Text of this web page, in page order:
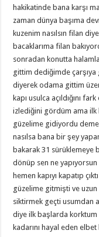
hakikatinde bana karşı
zaman dünya başıma
kuzenim nasılsın filan
bacaklarıma filan
sonradan konutta
gittim dediğimde
diyerek odama gittim
kapı usulca açıldığını
izlediğini gördüm ama
güzelime gidiyordu
nasılsa bana bir şey
bakarak 31 sürüklemeye
dönüp sen ne yapıyorsun
hemen kapıyı kapatıp
güzelime gitmişti ve uzun
siktirmek geçti usumdan
diye ilk başlarda korktum
kadarını hayal eden